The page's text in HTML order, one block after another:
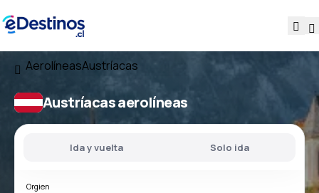
AerolíneasAustríacas
Austríacas aerolíneas
Ida y vuelta Solo ida
Orgien